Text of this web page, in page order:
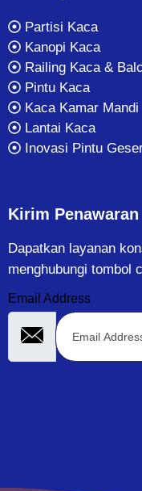
Partisi Kaca
Kanopi Kaca
Railing Kaca &
Pintu Kaca
Kaca Kamar Mandi
Lantai Kaca
Inovasi Pintu
Kirim Penawaran
Dapatkan layanan
menghubungi tombol
Email Address